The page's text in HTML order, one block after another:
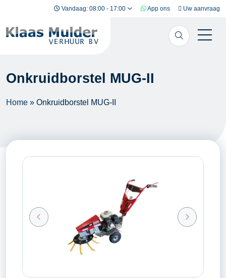
Ga naar inhoud Vandaag: 08:00 - 17:00 App ons Uw aanvraag
Onkruidborstel MUG-II
Home » Onkruidborstel MUG-II